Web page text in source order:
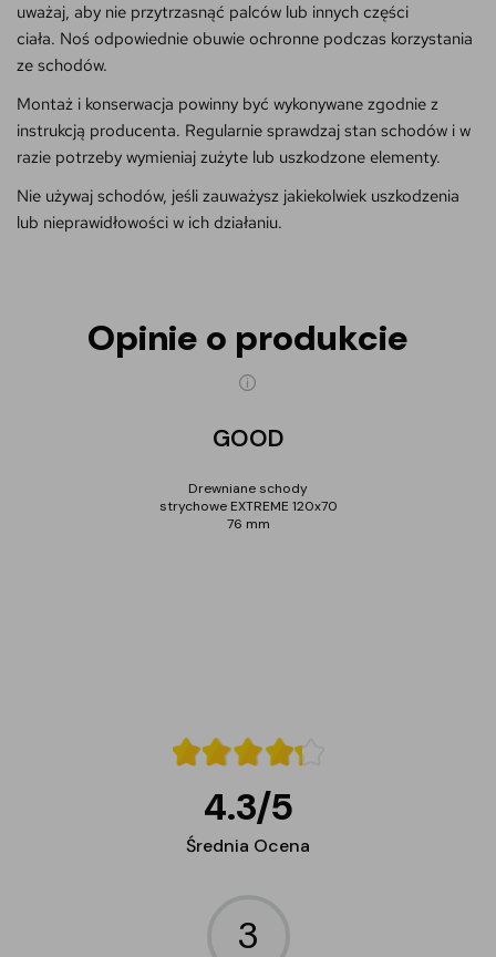
uważaj, aby nie przytrzasnąć palców lub innych części
ciała. Noś odpowiednie obuwie ochronne podczas korzystania
ze schodów.
Montaż i konserwacja powinny być wykonywane zgodnie z
instrukcją producenta. Regularnie sprawdzaj stan schodów i w
razie potrzeby wymieniaj zużyte lub uszkodzone elementy.
Nie używaj schodów, jeśli zauważysz jakiekolwiek uszkodzenia
lub nieprawidłowości w ich działaniu.
Opinie o produkcie
GOOD
Drewniane schody
strychowe EXTREME 120x70
76 mm
4.3/5
Średnia Ocena
3